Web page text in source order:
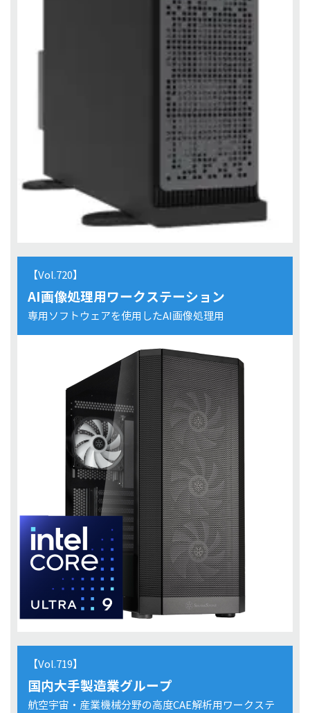
【Vol.720】
AI画像処理用ワークステーション
専用ソフトウェアを使用したAI画像処理用
【Vol.719】
国内大手製造業グループ
航空宇宙・産業機械分野の高度CAE解析用ワークステ